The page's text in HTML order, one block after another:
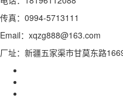
传真：0994-5713111
Email：xqzg888@163.com
厂址：新疆五家渠市甘莫东路